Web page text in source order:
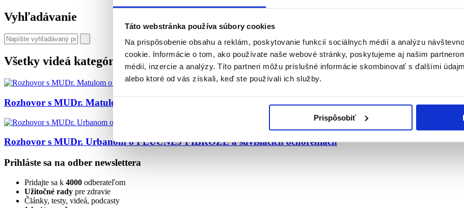
Táto webstránka používa súbory cookies
Na prispôsobenie obsahu a reklám, poskytovanie funkcií sociálnych médií a analýzu
cookie. Informácie o tom, ako používate naše webové stránky, poskytujeme aj našim
médií, inzercie a analýzy. Títo partneri môžu príslušné informácie skombinovať s ďalšími
alebo ktoré od vás získali, keď ste používali ich služby.
Prispôsobiť
Vyhľadávanie
Všetky videá kategórie
Rozhovor s MUDr. Matulom o PĽÚCNEJ FIBRÓZE
Rozhovor s MUDr. Urbanom o PĽÚCNEJ FIBRÓZE a súvisiacich ochoreniach
Prihláste sa na odber newslettera
Pridajte sa k 4000 odberateľom
Užitočné rady pre zdravie
Články, testy, videá, podcasty